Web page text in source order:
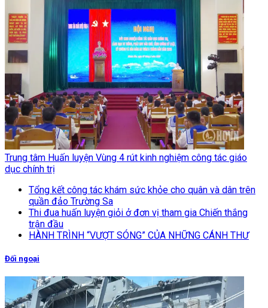
Trung tâm Huấn luyện Vùng 4 rút kinh nghiệm công tác giáo
dục chính trị
Tổng kết công tác khám sức khỏe cho quân và dân trên
quần đảo Trường Sa
Thi đua huấn luyện giỏi ở đơn vị tham gia Chiến thắng
trận đầu
HÀNH TRÌNH “VƯỢT SÓNG” CỦA NHỮNG CÁNH THƯ
Đối ngoại